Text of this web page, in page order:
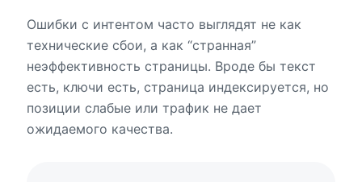
Ошибки с интентом часто выглядят не как
технические сбои, а как “странная”
неэффективность страницы. Вроде бы текст
есть, ключи есть, страница индексируется, но
позиции слабые или трафик не дает
ожидаемого качества.